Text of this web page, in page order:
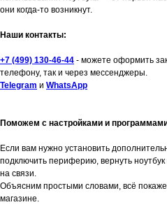
они когда-то возникнут.
Наши контакты:
+7 (499) 130-46-44 - можете оформить
телефону, так и через мессенджеры.
Telegram и WhatsApp
Поможем с настройками и
Если вам нужно установить
подключить периферию, вернуть
на связи.
Объясним простыми словами, всё
магазине.